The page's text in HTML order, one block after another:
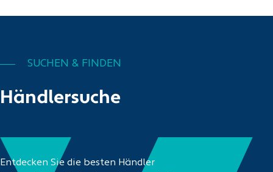
Händlersuche
SUCHEN & FINDEN
Entdecken Sie die besten Händler